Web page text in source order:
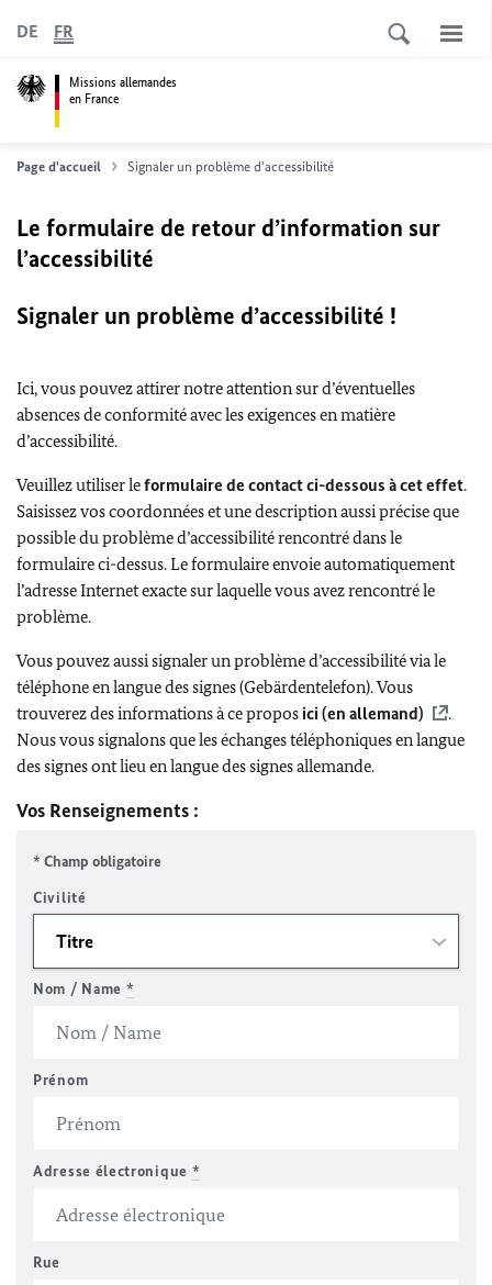
Missions allemandes
en France
DE FR
Page d'accueil Signaler un problème d'accessibilité
Le formulaire de retour d’information sur
l’accessibilité
Signaler un problème d’accessibilité !
Ici, vous pouvez attirer notre attention sur d’éventuelles
absences de conformité avec les exigences en matière
d’accessibilité.
Veuillez utiliser leformulaire de contact ci-dessous à cet effet.
Saisissez vos coordonnées et une description aussi précise que
possible du problème d’accessibilité rencontré dans le
formulaire ci-dessus. Le formulaire envoie automatiquement
l’adresse Internet exacte sur laquelle vous avez rencontré le
problème.
Vous pouvez aussi signaler un problème d’accessibilité via le
téléphone en langue des signes (Gebärdentelefon). Vous
trouverez des informations à ce propos ici (en allemand)
.
Nous vous signalons que les échanges téléphoniques en langue
des signes ont lieu en langue des signes allemande.
Vos Renseignements :
* Champ obligatoire
Civilité
Nom / Name *
Prénom
Adresse électronique *
Rue